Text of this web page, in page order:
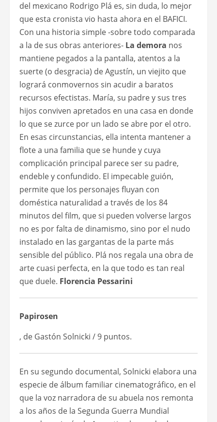
del mexicano Rodrigo Plá es, sin duda, lo mejor
que esta cronista vio hasta ahora en el BAFICI.
Con una historia simple -sobre todo comparada
a la de sus obras anteriores- La demora nos
mantiene pegados a la pantalla, atentos a la
suerte (o desgracia) de Agustín, un viejito que
logrará conmovernos sin acudir a baratos
recursos efectistas. María, su padre y sus tres
hijos conviven apretados en una casa en donde
lo que se zurce por un lado se abre por el otro.
En esas circunstancias, ella intenta mantener a
flote a una familia que se hunde y cuya
complicación principal parece ser su padre,
endeble y confundido. El impecable guión,
permite que los personajes fluyan con
doméstica naturalidad a través de los 84
minutos del film, que si pueden volverse largos
no es por falta de dinamismo, sino por el nudo
instalado en las gargantas de la parte más
sensible del público. Plá nos regala una obra de
arte cuasi perfecta, en la que todo es tan real
que duele. Florencia Pessarini
Papirosen
, de Gastón Solnicki / 9 puntos.
En su segundo documental, Solnicki elabora una
especie de álbum familiar cinematográfico, en el
que la voz narradora de su abuela nos remonta
a los años de la Segunda Guerra Mundial